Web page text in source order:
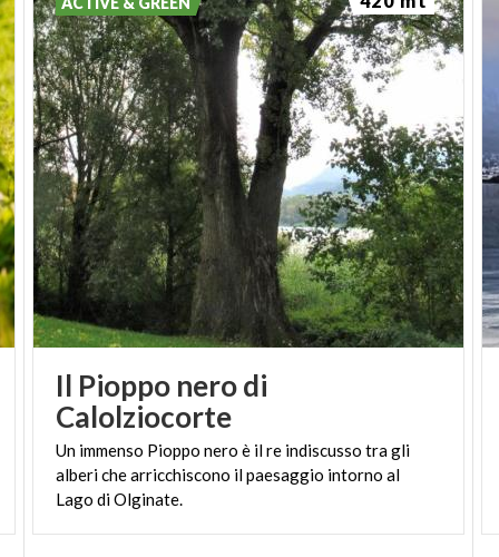
Il Pioppo nero di
Calolziocorte
Un immenso Pioppo nero è il re indiscusso tra gli
alberi che arricchiscono il paesaggio intorno al
Lago di Olginate.